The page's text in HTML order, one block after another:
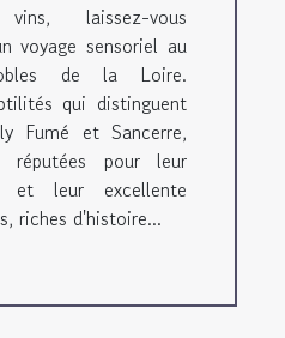
laissez-vous
voyage sensoriel au
de la Loire.
qui distinguent
Fumé et Sancerre,
réputées pour leur
et leur excellente
riches d'histoire...